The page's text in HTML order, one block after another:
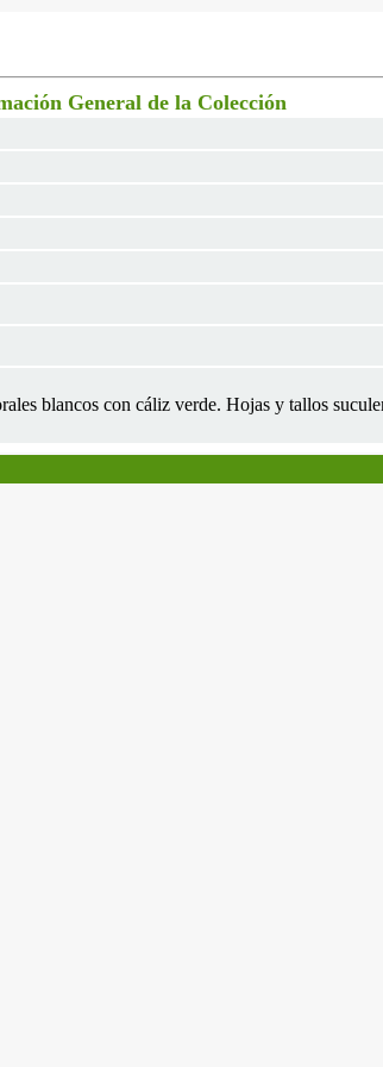
General de la Colección
blancos con cáliz verde. Hojas y tallos